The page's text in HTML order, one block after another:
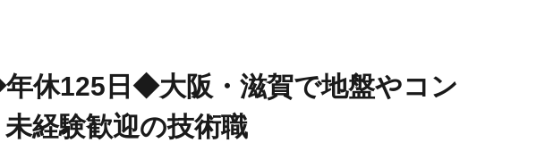
休125日◆大阪・滋賀で地盤やコン
経験歓迎の技術職